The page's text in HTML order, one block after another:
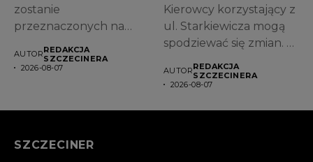
zostanie
przeznaczonych na
najstarszych obiektów...
AUTORREDAKCJA
SZCZECINERA
2026-08-07
Kierowcy korzystający z
ul. Starkiewicza mogą
spodziewać się zmian. W
AUTORREDAKCJA
SZCZECINERA
2026-08-07
SZCZECINER